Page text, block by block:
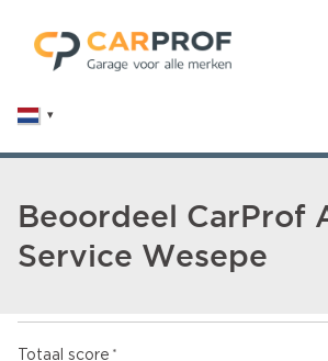
Beoordeel CarProf
Service Wesepe
Totaal score